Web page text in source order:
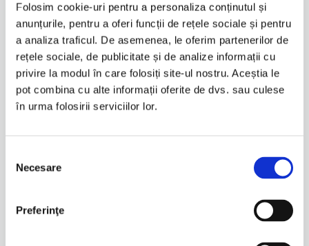
Folosim cookie-uri pentru a personaliza conținutul și
anunțurile, pentru a oferi funcții de rețele sociale și pentru
a analiza traficul. De asemenea, le oferim partenerilor de
rețele sociale, de publicitate și de analize informații cu
privire la modul în care folosiți site-ul nostru. Aceștia le
pot combina cu alte informații oferite de dvs. sau culese
în urma folosirii serviciilor lor.
consimțământului
Necesare
Preferinţe
Quick View
Unisex |Produse gonflabile
PERNĂ GONFLABILĂ SIMETRICĂ
Pret la cerere
HUSE START scuter și moto – pentru
scutere motociclete de stradă și
motociclete cu trei roți